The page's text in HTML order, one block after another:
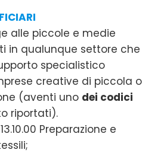
alle piccole e medie
in qualunque settore che
specialistico
creative di piccola o
(aventi uno dei codici
riportati).
Preparazione e